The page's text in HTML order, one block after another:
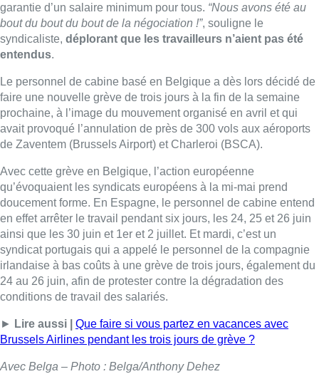
garantie d’un salaire minimum pour tous. “Nous avons été au
bout du bout du bout de la négociation !”, souligne le
syndicaliste, déplorant que les travailleurs n’aient pas été
entendus.
Le personnel de cabine basé en Belgique a dès lors décidé de
faire une nouvelle grève de trois jours à la fin de la semaine
prochaine, à l’image du mouvement organisé en avril et qui
avait provoqué l’annulation de près de 300 vols aux aéroports
de Zaventem (Brussels Airport) et Charleroi (BSCA).
Avec cette grève en Belgique, l’action européenne
qu’évoquaient les syndicats européens à la mi-mai prend
doucement forme. En Espagne, le personnel de cabine entend
en effet arrêter le travail pendant six jours, les 24, 25 et 26 juin
ainsi que les 30 juin et 1er et 2 juillet. Et mardi, c’est un
syndicat portugais qui a appelé le personnel de la compagnie
irlandaise à bas coûts à une grève de trois jours, également du
24 au 26 juin, afin de protester contre la dégradation des
conditions de travail des salariés.
► Lire aussi |
Que faire si vous partez en vacances avec
Brussels Airlines pendant les trois jours de grève ?
Avec Belga – Photo : Belga/Anthony Dehez